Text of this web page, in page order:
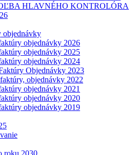
HLAVNÉHO KONTROLÓRA
objednávky
objednávky 2026
objednávky 2025
objednávky 2024
Objednávky 2023
objednávky 2022
objednávky 2021
objednávky 2020
objednávky 2019
roku 2030